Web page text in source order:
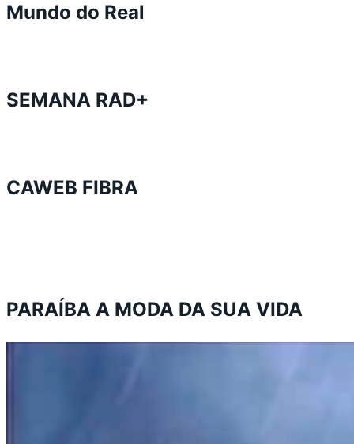
Mundo do Real
SEMANA RAD+
CAWEB FIBRA
PARAÍBA A MODA DA SUA VIDA